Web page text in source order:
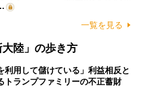
一覧を見る
陸」の歩き方
利用して儲けている」利益相反と
トランプファミリーの不正蓄財